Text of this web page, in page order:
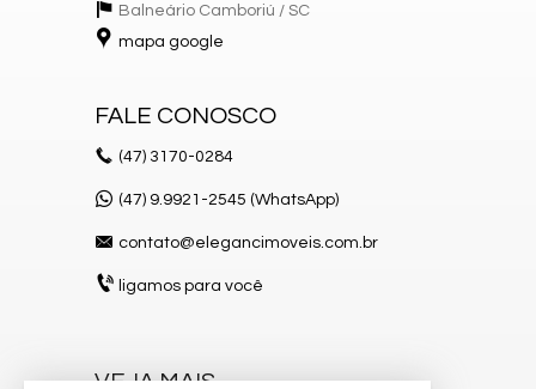
Balneário Camboriú / SC
mapa google
FALE CONOSCO
(47) 3170-0284
(47) 9.9921-2545 (WhatsApp)
contato@elegancimoveis.com.br
ligamos para você
VEJA MAIS